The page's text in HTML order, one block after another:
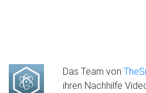
Das Team von
ihren Nachhilfe